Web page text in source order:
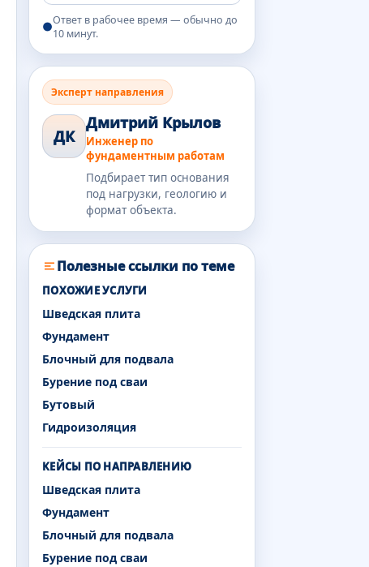
Ответ в рабочее время — обычно до
10 минут.
Эксперт направления
ДК
Дмитрий Крылов
Инженер по
фундаментным работам
Подбирает тип основания
под нагрузки, геологию и
формат объекта.
Полезные ссылки по теме
ПОХОЖИЕ УСЛУГИ
Шведская плита
Фундамент
Блочный для подвала
Бурение под сваи
Бутовый
Гидроизоляция
КЕЙСЫ ПО НАПРАВЛЕНИЮ
Шведская плита
Фундамент
Блочный для подвала
Бурение под сваи